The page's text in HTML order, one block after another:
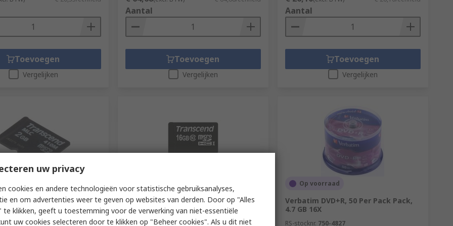
Toevoegen
Vergelijken
Aantal
Toevoegen
Vergelijken
Aantal
Toevoegen
Vergelijken
Industrial Grade MicroSD,
Class 10 UHS I
5512
Transcend 16 GB MicroSD microSD,
Class 10
RS-stocknr.187-1722
Op voorraad
Verbatim DVD+R, 50 Per Pack Pack,
4.7 GB 16X
RS-stocknr. 750-4827
uw privacy
cookies en andere technologieën voor statistische gebruiksanalyses,
en om advertenties weer te geven op websites van derden. Door op "Alles
te klikken, geeft u toestemming voor de verwerking van niet-essentiële
uw cookies selecteren door te klikken op "Beheer cookies". Als u dit niet